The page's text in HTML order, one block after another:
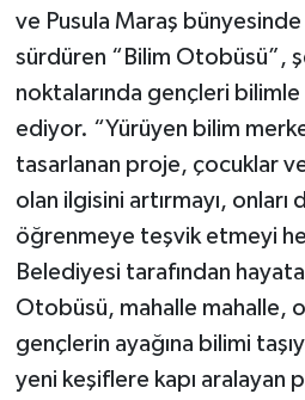
ve Pusula Maraş
sürdüren “Bilim Otobüsü”,
noktalarında gençleri
ediyor. “Yürüyen bilim
tasarlanan proje, çocuklar
olan ilgisini artırmayı,
öğrenmeye teşvik etmeyi
Belediyesi tarafından
Otobüsü, mahalle mahalle,
gençlerin ayağına bilimi
yeni keşiflere kapı aralayan